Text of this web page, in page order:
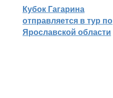
Кубок Гагарина
отправляется в тур по
Ярославской области